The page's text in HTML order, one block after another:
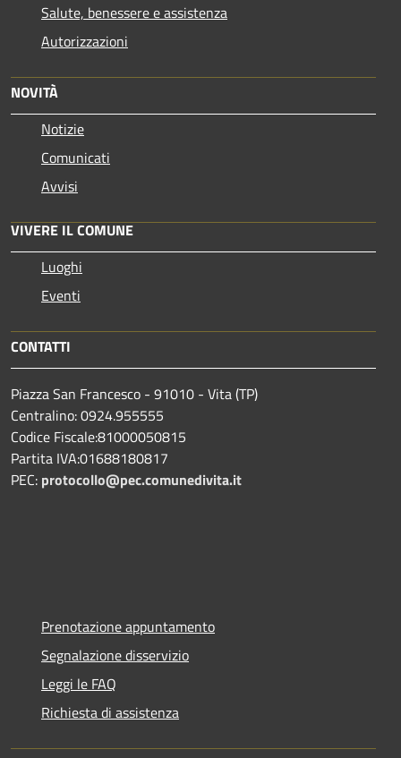
Salute, benessere e assistenza
Autorizzazioni
NOVITÀ
Notizie
Comunicati
Avvisi
VIVERE IL COMUNE
Luoghi
Eventi
CONTATTI
Piazza San Francesco - 91010 - Vita (TP)
Centralino: 0924.955555
Codice Fiscale:81000050815
Partita IVA:01688180817
PEC: protocollo@pec.comunedivita.it
Prenotazione appuntamento
Segnalazione disservizio
Leggi le FAQ
Richiesta di assistenza